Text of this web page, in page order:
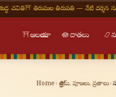
తిరుమల తిరుపతి — నేటి దర్శన సమయాలు
⛩ఆలయాలు 🪷దాతలు 📿
Home › స్తోత్రమ్, పూజలు, వ్రతాలు ›